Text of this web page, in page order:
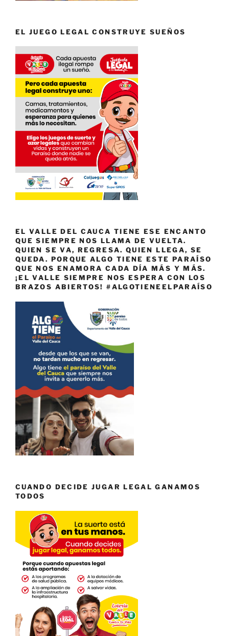
EL JUEGO LEGAL CONSTRUYE SUEÑOS
EL VALLE DEL CAUCA TIENE ESE ENCANTO
QUE SIEMPRE NOS LLAMA DE VUELTA.
QUIEN SE VA, REGRESA. QUIEN LLEGA, SE
QUEDA. PORQUE ALGO TIENE ESTE PARAÍSO
QUE NOS ENAMORA CADA DÍA MÁS Y MÁS.
¡EL VALLE SIEMPRE NOS ESPERA CON LOS
BRAZOS ABIERTOS! #ALGOTIENEELPARAÍSO
CUANDO DECIDE JUGAR LEGAL GANAMOS
TODOS